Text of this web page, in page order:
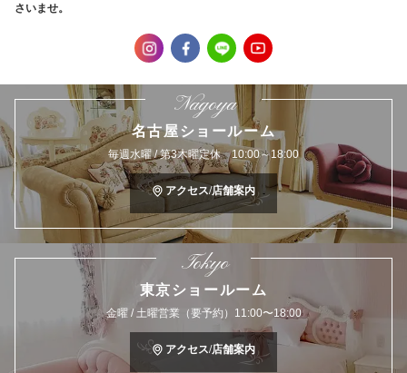
さいませ。
Nagoya
名古屋ショールーム
毎週水曜 / 第3木曜定休 10:00～18:00
アクセス/店舗案内
Tokyo
東京ショールーム
金曜 / 土曜営業（要予約）11:00〜18:00
アクセス/店舗案内